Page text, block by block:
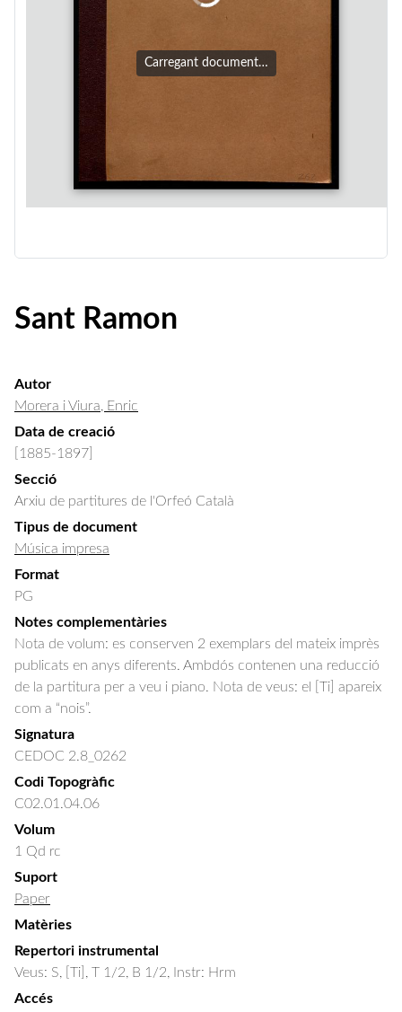
Carregant document…
Sant Ramon
Autor
Morera i Viura, Enric
Data de creació
[1885-1897]
Secció
Arxiu de partitures de l'Orfeó Català
Tipus de document
Música impresa
Format
PG
Notes complementàries
Nota de volum: es conserven 2 exemplars del mateix imprès
publicats en anys diferents. Ambdós contenen una reducció
de la partitura per a veu i piano. Nota de veus: el [Ti] apareix
com a “nois”.
Signatura
CEDOC 2.8_0262
Codi Topogràfic
C02.01.04.06
Volum
1 Qd rc
Suport
Paper
Matèries
Repertori instrumental
Veus: S, [Ti], T 1/2, B 1/2, Instr: Hrm
Accés